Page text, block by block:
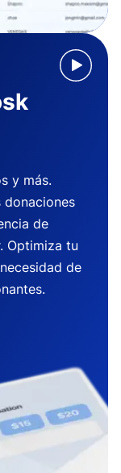
y más.
de
Optimiza tu
de